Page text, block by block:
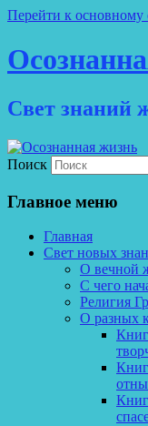
Перейти к
Свет знаний
Поиск
Главное меню
Главная
Свет новых
О вечной
С чего
Религия
О разных